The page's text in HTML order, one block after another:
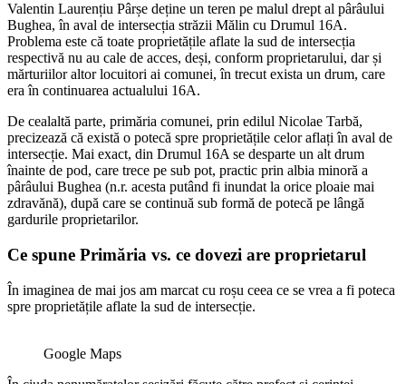
Valentin Laurențiu Pârșe deține un teren pe malul drept al pârâului
Bughea, în aval de intersecția străzii Mălin cu Drumul 16A.
Problema este că toate proprietățile aflate la sud de intersecția
respectivă nu au cale de acces, deși, conform proprietarului, dar și
mărturiilor altor locuitori ai comunei, în trecut exista un drum, care
era în continuarea actualului 16A.
De cealaltă parte, primăria comunei, prin edilul Nicolae Tarbă,
precizează că există o potecă spre proprietățile celor aflați în aval de
intersecție. Mai exact, din Drumul 16A se desparte un alt drum
înainte de pod, care trece pe sub pot, practic prin albia minoră a
pârâului Bughea (n.r. acesta putând fi inundat la orice ploaie mai
zdravănă), după care se continuă sub formă de potecă pe lângă
gardurile proprietarilor.
Ce spune Primăria vs. ce dovezi are proprietarul
În imaginea de mai jos am marcat cu roșu ceea ce se vrea a fi poteca
spre proprietățile aflate la sud de intersecție.
Google Maps